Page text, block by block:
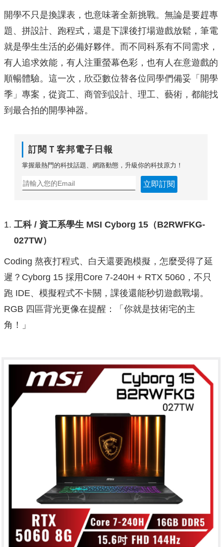
開學不只是換課表，也意味著全新挑戰。無論是要趕專
題、拼設計、跑程式，還是下課後打場遊戲放鬆，筆電
就是學生生活的必備好夥伴。而不同科系有不同需求，
有人追求效能，有人注重螢幕色彩，也有人在意遊戲的
順暢體驗。這一次，欣亞數位替各位同學們備妥「開學
季」專案，從資工、商管到設計、理工、藝術，都能找
到最合拍的開學神器。
訂閱Ｔ客邦電子日報
掌握最熱門的科技話題、網路動態，升級你的科技原力！
立即訂閱
工科 / 資工系學生 MSI Cyborg 15 （B2RWFKG-
027TW）
Coding 熬夜打程式、白天還要跑模擬，怎麼受得了延
遲？Cyborg 15 採用Core 7-240H + RTX 5060，不只
跑 IDE、模擬程式不卡關，課後還能秒切遊戲戰場。
RGB 四區背光更像在提醒：「你就是技術宅的主
角！」